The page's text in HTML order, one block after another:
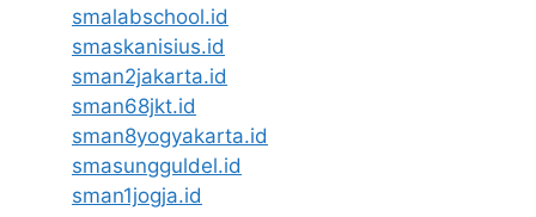
smalabschool.id
smaskanisius.id
sman2jakarta.id
sman68jkt.id
sman8yogyakarta.id
smasungguldel.id
sman1jogja.id